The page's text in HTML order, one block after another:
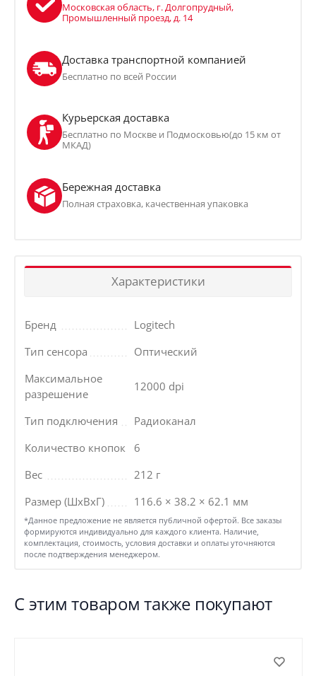
Московская область, г. Долгопрудный,
Промышленный проезд, д. 14
Доставка транспортной компанией
Бесплатно по всей России
Курьерская доставка
Бесплатно по Москве и Подмосковью(до 15 км от
МКАД)
Бережная доставка
Полная страховка, качественная упаковка
Характеристики
Бренд
Logitech
Тип сенсора
Оптический
Максимальное
разрешение
12000 dpi
Тип подключения
Радиоканал
Количество кнопок
6
Вес
212 г
Размер (ШхВхГ)
116.6 × 38.2 × 62.1 мм
*Данное предложение не является публичной офертой. Все заказы
формируются индивидуально для каждого клиента. Наличие,
комплектация, стоимость, условия доставки и оплаты уточняются
после подтверждения менеджером.
С этим товаром также покупают